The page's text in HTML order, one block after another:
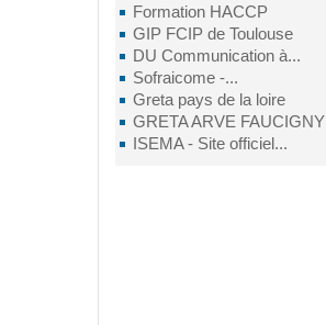
Formation HACCP
GIP FCIP de Toulouse
DU Communication à...
Sofraicome -...
Greta pays de la loire
GRETA ARVE FAUCIGNY
ISEMA - Site officiel...